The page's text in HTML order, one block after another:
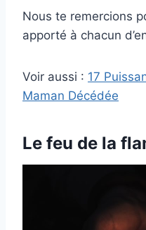
Nous te remercions
apporté à chacun
Voir aussi : 17
Maman Décédée
Le feu de la